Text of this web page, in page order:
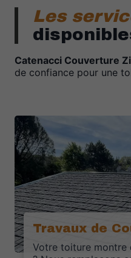
Les
Catenacci Couverture
de confiance pour une
Travaux de
Votre toiture montre